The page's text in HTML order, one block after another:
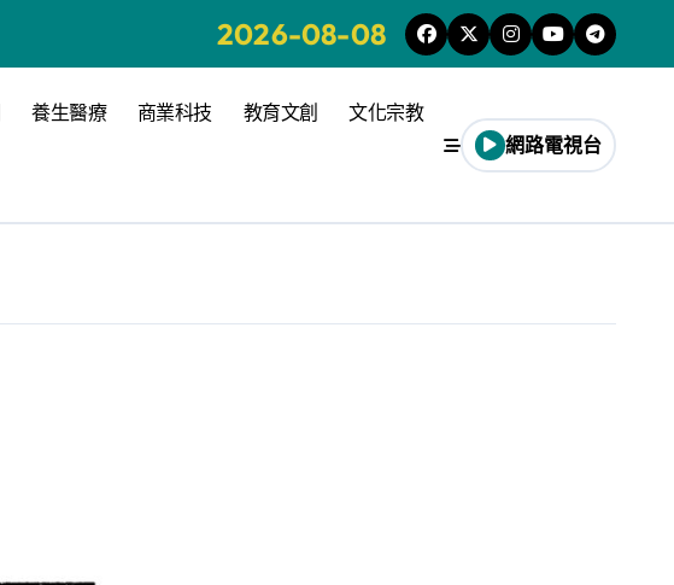
2026-08-08
養生醫療 商業科技 教育文創 文化宗教
網路電視台